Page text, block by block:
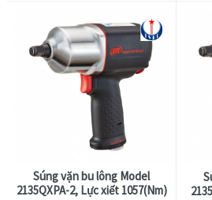
Súng vặn bu lông Model
2135QXPA-2, Lực xiết 1057(Nm)